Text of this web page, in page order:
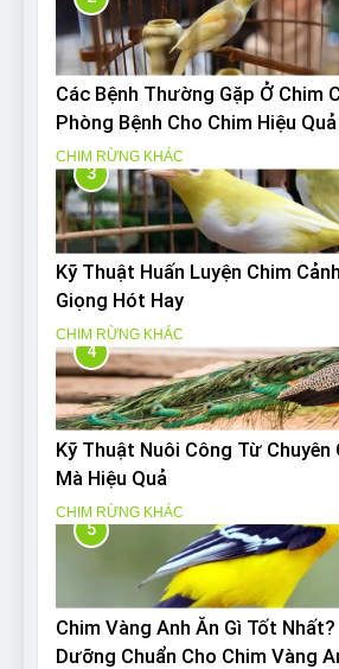
Các Bệnh Thường Gặp Ở Chim
Phòng Bệnh Cho Chim Hiệu Quả
CHIM RỪNG KHÁC
3
Kỹ Thuật Huấn Luyện Chim
Giọng Hót Hay
CHIM RỪNG KHÁC
4
Kỹ Thuật Nuôi Công Từ Chuyên
Mà Hiệu Quả
CHIM RỪNG KHÁC
5
Chim Vàng Anh Ăn Gì Tốt
Dưỡng Chuẩn Cho Chim Vàng